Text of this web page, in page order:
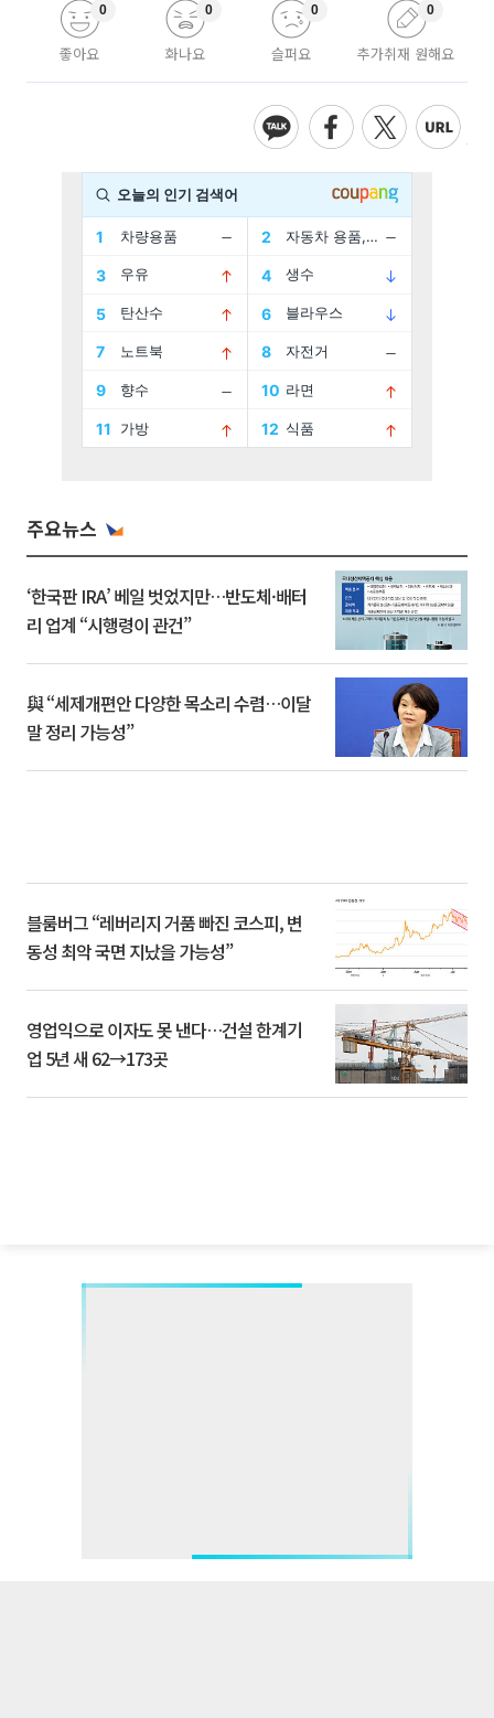
좋아요
0
화나요
0
슬퍼요
0
추가취재 원해요
0
주요뉴스
‘한국판 IRA’ 베일 벗었지만…반도체·배터
리 업계 “시행령이 관건”
與 “세제개편안 다양한 목소리 수렴…이달
말 정리 가능성”
블룸버그 “레버리지 거품 빠진 코스피, 변
동성 최악 국면 지났을 가능성”
영업익으로 이자도 못 낸다…건설 한계기
업 5년 새 62→173곳